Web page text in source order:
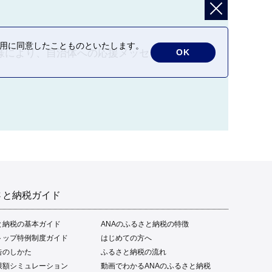
ていただきます。
より、自治体への応援メッセージおよ
納税ガイド
納税の基本ガイド
ANAのふるさと納税の特徴
ップ特例制度ガイド
はじめての方へ
のしかた
ふるさと納税の流れ
額シミュレーション
動画でわかるANAのふるさと納税
同意したことものといたします。
OK